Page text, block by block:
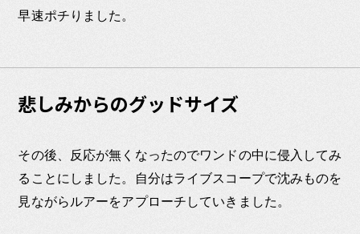
早速ポチりました。
悲しみからのグッドサイズ
その後、反応が無くなったのでワンドの中に侵入してみ
ることにしました。自分はライブスコープで沈みものを
見ながらルアーをアプローチしていきました。